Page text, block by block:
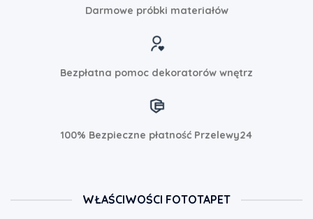
Darmowe próbki materiałów
Bezpłatna pomoc dekoratorów wnętrz
100% Bezpieczne płatność Przelewy24
WŁAŚCIWOŚCI FOTOTAPET